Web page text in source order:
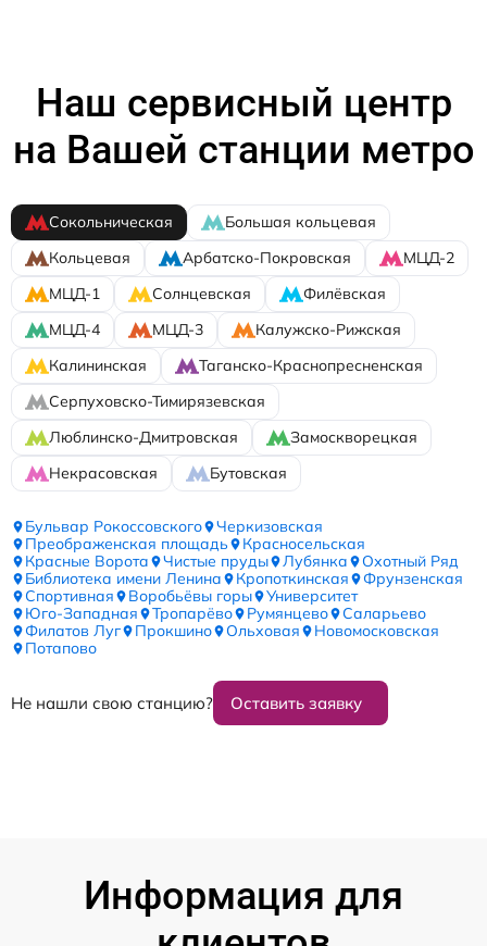
Наш сервисный центр
на Вашей станции метро
Сокольническая
Большая кольцевая
Кольцевая
Арбатско-Покровская
МЦД-2
МЦД-1
Солнцевская
Филёвская
МЦД-4
МЦД-3
Калужско-Рижская
Калининская
Таганско-Краснопресненская
Серпуховско-Тимирязевская
Люблинско-Дмитровская
Замоскворецкая
Некрасовская
Бутовская
Бульвар Рокоссовского
Черкизовская
Преображенская площадь
Красносельская
Красные Ворота
Чистые пруды Лубянка
Охотный Ряд
Библиотека имени Ленина
Кропоткинская
Фрунзенская
Спортивная
Воробьёвы горы
Университет
Юго-Западная
Тропарёво Румянцево
Саларьево
Филатов Луг
Прокшино Ольховая
Новомосковская
Потапово
Не нашли свою станцию? Оставить заявку
Информация для